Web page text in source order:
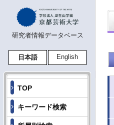
研究者情報データベース
日本語 English
TOP
キーワード検索